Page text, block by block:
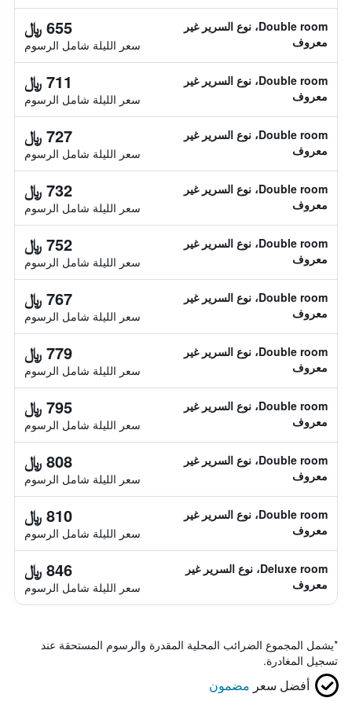
Double room، نوع السرير غير
معروف
655 ﷼
سعر الليلة شامل الرسوم
Double room، نوع السرير غير
معروف
711 ﷼
سعر الليلة شامل الرسوم
Double room، نوع السرير غير
معروف
727 ﷼
سعر الليلة شامل الرسوم
Double room، نوع السرير غير
معروف
732 ﷼
سعر الليلة شامل الرسوم
Double room، نوع السرير غير
معروف
752 ﷼
سعر الليلة شامل الرسوم
Double room، نوع السرير غير
معروف
767 ﷼
سعر الليلة شامل الرسوم
Double room، نوع السرير غير
معروف
779 ﷼
سعر الليلة شامل الرسوم
Double room، نوع السرير غير
معروف
795 ﷼
سعر الليلة شامل الرسوم
Double room، نوع السرير غير
معروف
808 ﷼
سعر الليلة شامل الرسوم
Double room، نوع السرير غير
معروف
810 ﷼
سعر الليلة شامل الرسوم
Deluxe room، نوع السرير غير
معروف
846 ﷼
سعر الليلة شامل الرسوم
*يشمل المجموع الضرائب المحلية المقدرة والرسوم المستحقة عند
تسجيل المغادرة.
أفضل سعر مضمون